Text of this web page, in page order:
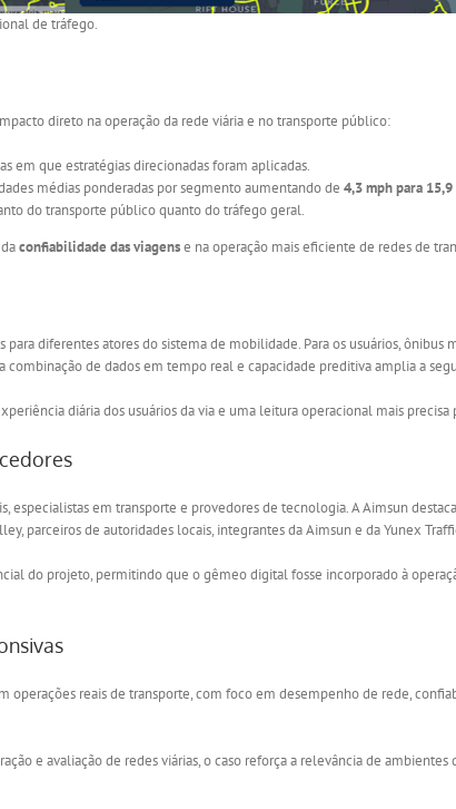
de tráfego.
direto na operação da rede viária e no transporte público:
em que estratégias direcionadas foram aplicadas.
médias ponderadas por segmento aumentando de 4,3 mph para
do transporte público quanto do tráfego geral.
confiabilidade das viagense na operação mais eficiente de redes de
diferentes atores do sistema de mobilidade. Para os usuários,
de dados em tempo real e capacidade preditiva amplia a
diária dos usuários da via e uma leitura operacional mais
em transporte e provedores de tecnologia. A Aimsun
parceiros de autoridades locais, integrantes da Aimsun e da Yunex
do projeto, permitindo que o gêmeo digital fosse incorporado à
operações reais de transporte, com foco em desempenho de rede,
e avaliação de redes viárias, o caso reforça a relevância de